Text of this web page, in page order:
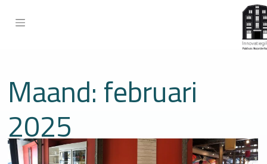
Maand: februari
2025